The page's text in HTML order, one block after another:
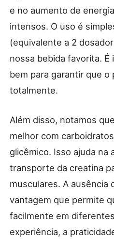
e no aumento de
intensos. O uso é
(equivalente a 2
nossa bebida favorita.
bem para garantir que o
totalmente.
Além disso, notamos
melhor com
glicêmico. Isso ajuda na
transporte da creatina
musculares. A ausência
vantagem que permite
facilmente em
experiência, a